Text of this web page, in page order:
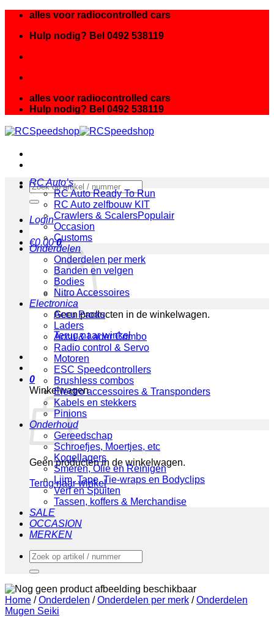
inhoud
alles voor radiocontrolled cars
Hulp nodig? Bel 0492 538119
alles voor radiocontrolled cars
Hulp nodig? Bel 0492 538119
Zoeken
naar:
Login
€0.00 0
Geen producten in de winkelwagen.
Terug naar winkel
0
Winkelwagen
Geen producten in de winkelwagen.
Terug naar winkel
RC Auto’s
RC Auto Ready To Run
RC Auto zelfbouw KIT
Crawlers & Scalers
Occasion
Customs
Onderdelen
Onderdelen per merk
Banden en velgen
Bodies
Nitro Accessoires
Electronica
Accu Packs
Laders
Accu & Lader Combo
Radio control & Servo
Motoren
ESC Speedcontrollers
Brushless combos
Electro accessoires & Transponders
Kabels en stekkers
Pinions
Onderhoud
Gereedschap
Schroefjes, Moertjes, etc
Kogellagers
Smeren, Olie en Reinigen
Lijm, Tape, Tie-wraps en Bodyclips
Verf en Spuiten
Tassen, koffers & Merchandise
SALE
OCCASION
MERKEN
Zoeken
naar:
Home / Onderdelen / Onderdelen per merk / Onderdelen
Mugen Seiki